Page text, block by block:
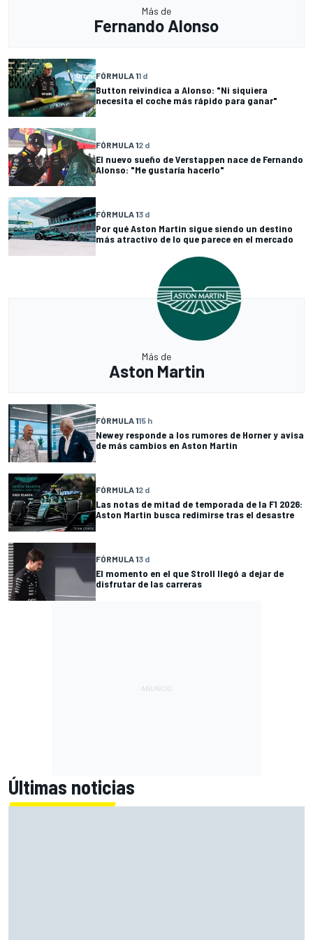
Más de
Fernando Alonso
FÓRMULA 11 d
Button reivindica a Alonso: "Ni siquiera
necesita el coche más rápido para ganar"
FÓRMULA 12 d
El nuevo sueño de Verstappen nace de Fernando
Alonso: "Me gustaría hacerlo"
FÓRMULA 13 d
Por qué Aston Martin sigue siendo un destino
más atractivo de lo que parece en el mercado
Más de
Aston Martin
FÓRMULA 115 h
Newey responde a los rumores de Horner y avisa
de más cambios en Aston Martin
FÓRMULA 12 d
Las notas de mitad de temporada de la F1 2026:
Aston Martin busca redimirse tras el desastre
FÓRMULA 13 d
El momento en el que Stroll llegó a dejar de
disfrutar de las carreras
Últimas noticias